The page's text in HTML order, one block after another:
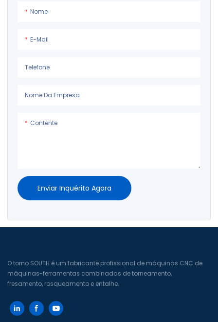
Nome
E-Mail
Telefone
Nome Da Empresa
Contente
Enviar Inquérito Agora
O torno SOUTH é um fabricante profissional de máquinas CNC de
máquinas-ferramentas combinadas de torneamento,
fresamento, rosqueamento e entalhe.